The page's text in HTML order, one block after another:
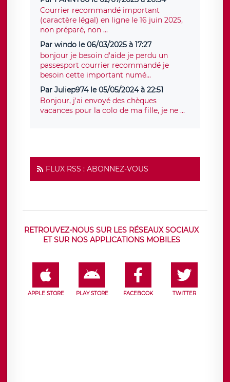
Courrier recommandé important
(caractère légal) en ligne le 16 juin 2025,
non préparé, non ...
Par windo le 06/03/2025 à 17:27
bonjour je besoin d'aide je perdu un
passesport courrier recommandé je
besoin cette important numé...
Par Juliep974 le 05/05/2024 à 22:51
Bonjour, j'ai envoyé des chèques
vacances pour la colo de ma fille, je ne ...
FLUX RSS : ABONNEZ-VOUS
RETROUVEZ-NOUS SUR LES RÉSEAUX SOCIAUX
ET SUR NOS APPLICATIONS MOBILES
APPLE STORE PLAY STORE FACEBOOK TWITTER